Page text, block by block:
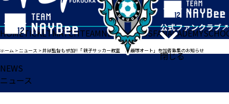
閉じる
HOMETICKETMATCHTEAMNEWSGOODSFANACADEMY
ホーム >ニュース >井原監督も参加!!「 親子サッカー教室 in 飯塚オート」参加者募集のお知らせ
NEWS
ニュース